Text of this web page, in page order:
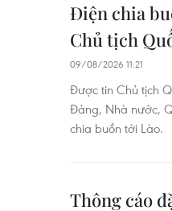
Điện chia
Chủ tịch
09/08/2026 11:21
Được tin Chủ tịch
Đảng, Nhà nước,
chia buồn tới Lào.
Thông cáo